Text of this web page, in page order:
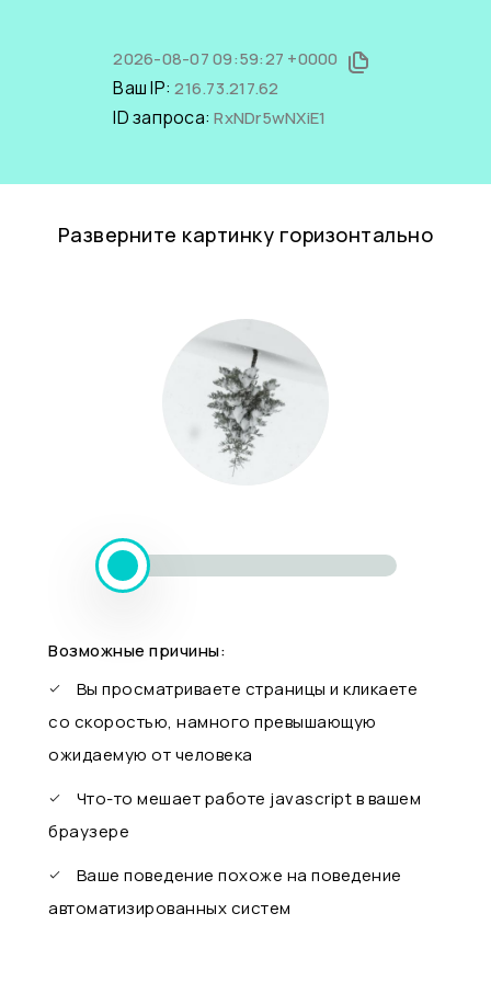
2026-08-07 09:59:27 +0000
Ваш IP:216.73.217.62
ID запроса:RxNDr5wNXiE1
Разверните картинку горизонтально
Возможные причины:
Вы просматриваете страницы и кликаете
со скоростью, намного превышающую
ожидаемую от человека
Что-то мешает работе javascript в вашем
браузере
Ваше поведение похоже на поведение
автоматизированных систем